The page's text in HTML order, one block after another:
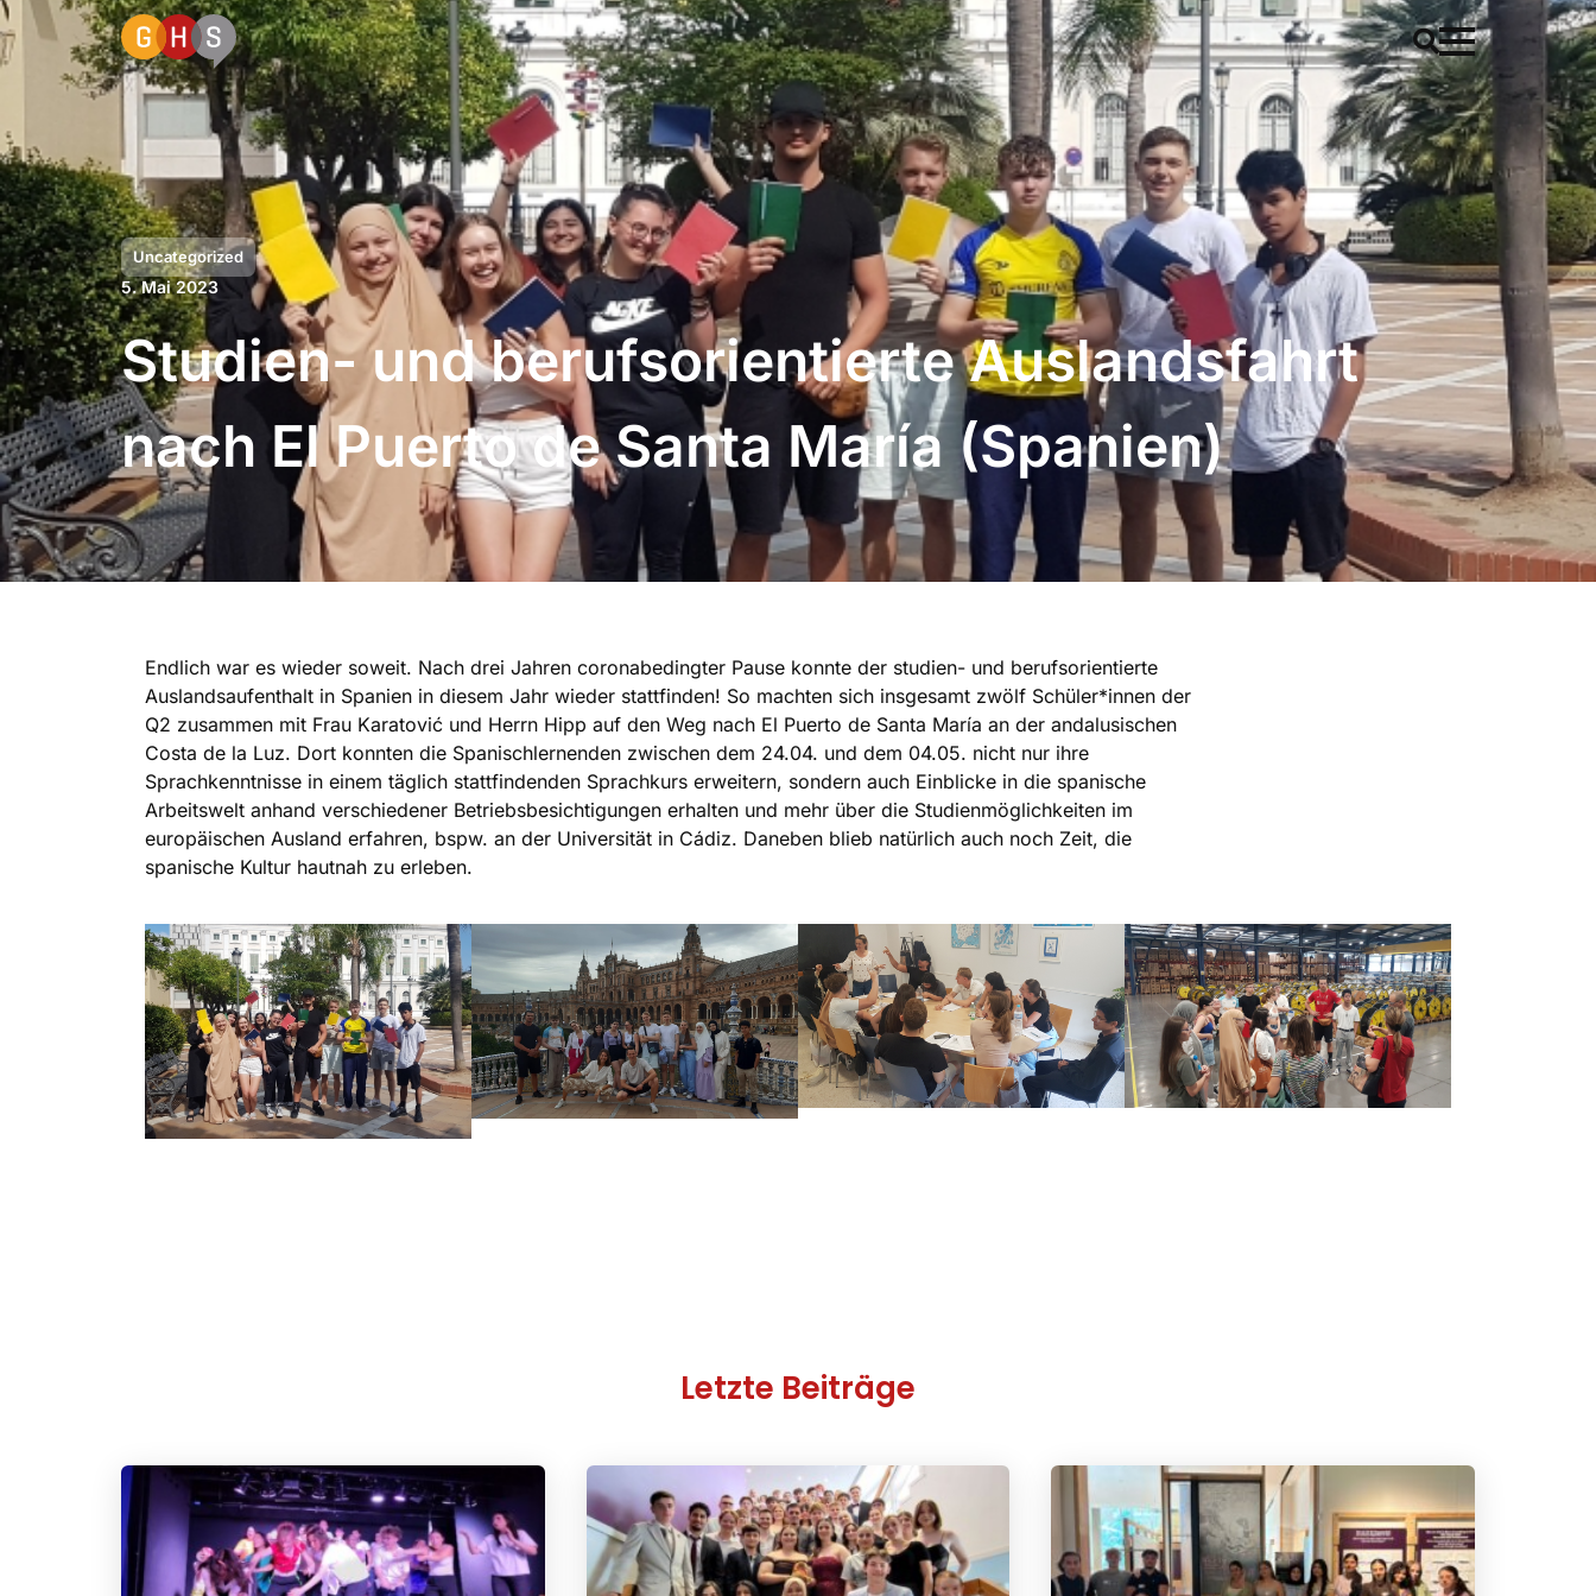
Uncategorized
5. Mai 2023
Studien- und berufsorientierte Auslandsfahrt
nach El Puerto de Santa María (Spanien)
Endlich war es wieder soweit. Nach drei Jahren coronabedingter Pause konnte der studien- und berufsorientierte
Auslandsaufenthalt in Spanien in diesem Jahr wieder stattfinden! So machten sich insgesamt zwölf Schüler*innen der
Q2 zusammen mit Frau Karatović und Herrn Hipp auf den Weg nach El Puerto de Santa María an der andalusischen
Costa de la Luz. Dort konnten die Spanischlernenden zwischen dem 24.04. und dem 04.05. nicht nur ihre
Sprachkenntnisse in einem täglich stattfindenden Sprachkurs erweitern, sondern auch Einblicke in die spanische
Arbeitswelt anhand verschiedener Betriebsbesichtigungen erhalten und mehr über die Studienmöglichkeiten im
europäischen Ausland erfahren, bspw. an der Universität in Cádiz. Daneben blieb natürlich auch noch Zeit, die
spanische Kultur hautnah zu erleben.
Letzte Beiträge